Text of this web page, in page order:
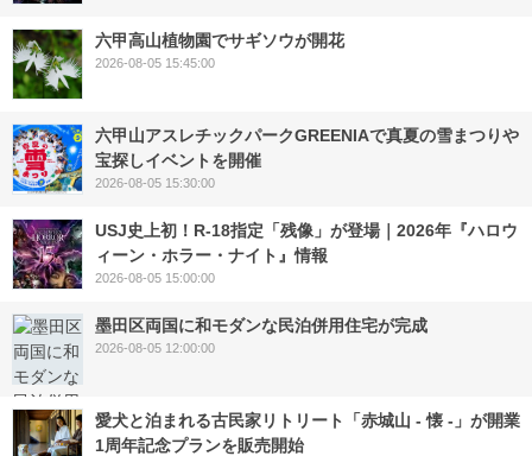
六甲高山植物園でサギソウが開花
2026-08-05 15:45:00
六甲山アスレチックパークGREENIAで真夏の雪まつりや
宝探しイベントを開催
2026-08-05 15:30:00
USJ史上初！R-18指定「残像」が登場｜2026年『ハロウ
ィーン・ホラー・ナイト』情報
2026-08-05 15:00:00
墨田区両国に和モダンな民泊併用住宅が完成
2026-08-05 12:00:00
愛犬と泊まれる古民家リトリート「赤城山 - 懐 -」が開業
1周年記念プランを販売開始